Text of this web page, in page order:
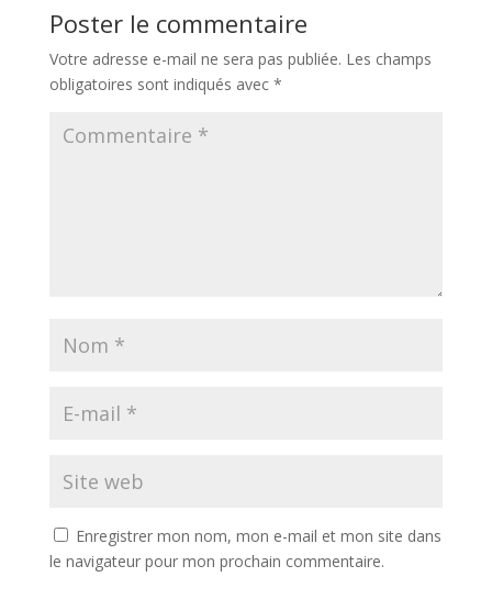
Poster le commentaire
Votre adresse e-mail ne sera pas publiée. Les champs
obligatoires sont indiqués avec *
Enregistrer mon nom, mon e-mail et mon site dans
le navigateur pour mon prochain commentaire.